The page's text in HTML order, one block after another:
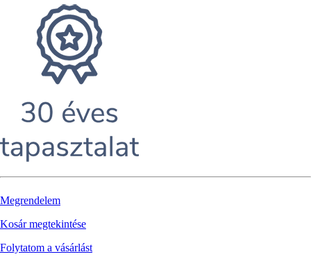
Megrendelem
Kosár megtekintése
Folytatom a vásárlást